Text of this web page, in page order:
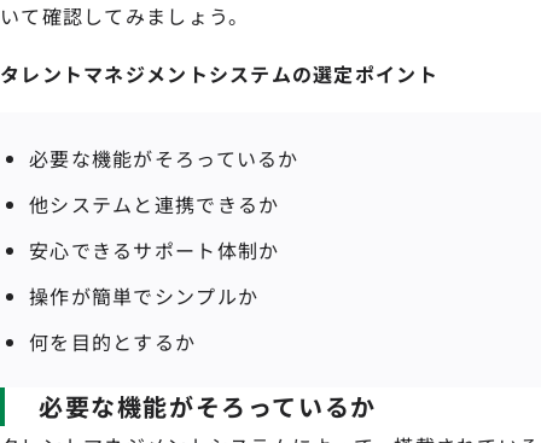
いて確認してみましょう。
タレントマネジメントシステムの選定ポイント
必要な機能がそろっているか
他システムと連携できるか
安心できるサポート体制か
操作が簡単でシンプルか
何を目的とするか
必要な機能がそろっているか